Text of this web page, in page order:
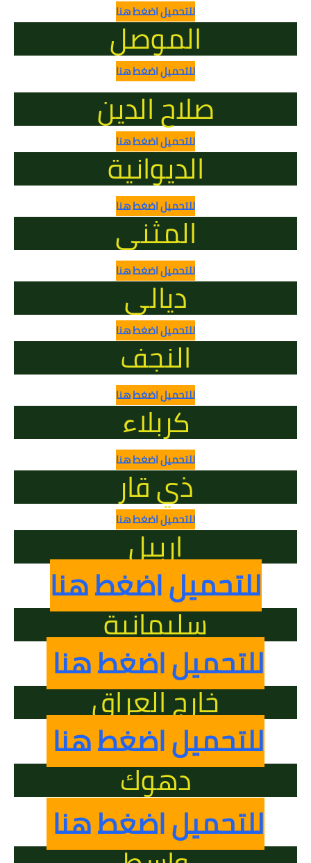
للتحميل اضغط هنا
الموصل
للتحميل اضغط هنا
صلاح الدين
للتحميل اضغط هنا
الديوانية
للتحميل اضغط هنا
المثنى
للتحميل اضغط هنا
ديالى
للتحميل اضغط هنا
النجف
للتحميل اضغط هنا
كربلاء
للتحميل اضغط هنا
ذي قار
للتحميل اضغط هنا
اربيل
للتحميل اضغط هنا
سليمانية
للتحميل اضغط هنا
خارج العراق
للتحميل اضغط هنا
دهوك
للتحميل اضغط هنا